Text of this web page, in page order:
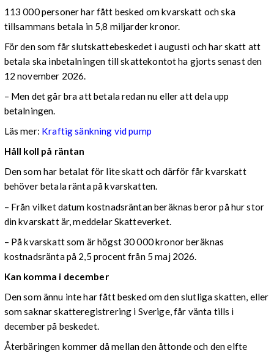
113 000 personer har fått besked om kvarskatt och ska
tillsammans betala in 5,8 miljarder kronor.
För den som får slutskattebeskedet i augusti och har skatt att
betala ska inbetalningen till skattekontot ha gjorts senast den
12 november 2026.
– Men det går bra att betala redan nu eller att dela upp
betalningen.
Läs mer: Kraftig sänkning vid pump
Håll koll på räntan
Den som har betalat för lite skatt och därför får kvarskatt
behöver betala ränta på kvarskatten.
– Från vilket datum kostnadsräntan beräknas beror på hur stor
din kvarskatt är, meddelar Skatteverket.
– På kvarskatt som är högst 30 000 kronor beräknas
kostnadsränta på 2,5 procent från 5 maj 2026.
Kan komma i december
Den som ännu inte har fått besked om den slutliga skatten, eller
som saknar skatteregistrering i Sverige, får vänta tills i
december på beskedet.
Återbäringen kommer då mellan den åttonde och den elfte